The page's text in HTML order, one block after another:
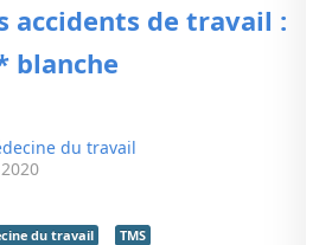
accidents de travail :
blanche
du travail
du travail
TMS